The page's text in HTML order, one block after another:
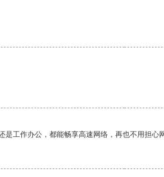
工作办公，都能畅享高速网络，再也不用担心